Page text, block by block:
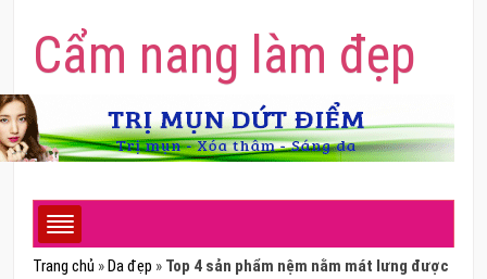
Cẩm nang làm đẹp
Trang chủ » Da đẹp » Top 4 sản phẩm nệm nằm mát lưng được